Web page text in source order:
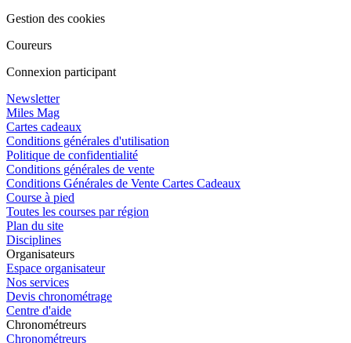
Gestion des cookies
Coureurs
Connexion participant
Newsletter
Miles Mag
Cartes cadeaux
Conditions générales d'utilisation
Politique de confidentialité
Conditions générales de vente
Conditions Générales de Vente Cartes Cadeaux
Course à pied
Toutes les courses par région
Plan du site
Disciplines
Organisateurs
Espace organisateur
Nos services
Devis chronométrage
Centre d'aide
Chronométreurs
Chronométreurs